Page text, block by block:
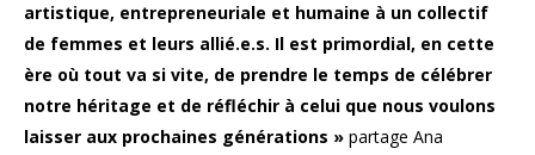
artistique, entrepreneuriale et humaine à un collectif
de femmes et leurs allié.e.s. Il est primordial, en cette
ère où tout va si vite, de prendre le temps de célébrer
notre héritage et de réfléchir à celui que nous voulons
laisser aux prochaines générations » partage Ana